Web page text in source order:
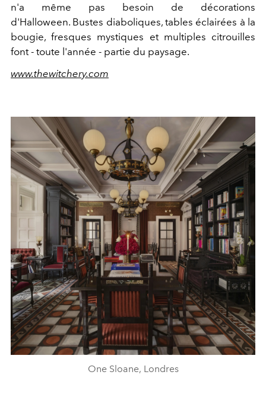
n'a même pas besoin de décorations
d'Halloween. Bustes diaboliques, tables éclairées à la
bougie, fresques mystiques et multiples citrouilles
font - toute l'année - partie du paysage.
www.thewitchery.com
One Sloane, Londres